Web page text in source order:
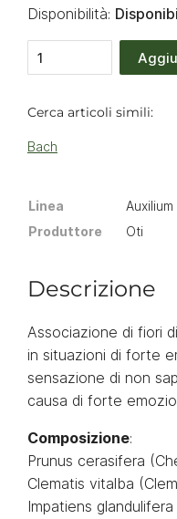
Disponibilità:
Cerca articoli simili:
Bach
Linea
Auxilium
Produttore
Oti
Descrizione
Associazione di fiori
in situazioni di forte
sensazione di non
causa di forte
Composizione:
Prunus cerasifera
Clematis vitalba
Impatiens